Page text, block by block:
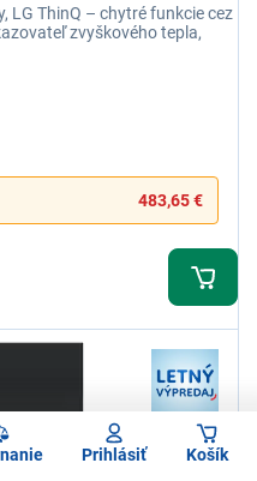
Prihlásiť Košík
LG ThinQ – chytré funkcie cez
zvyškového tepla,
483,65 €